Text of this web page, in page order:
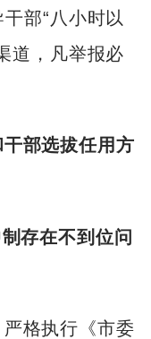
部“八小时以
道，凡举报必
干部选拔任用方
存在不到位问
格执行《市委